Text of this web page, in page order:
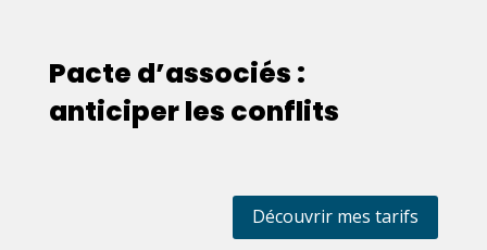
Pacte d’associés :
anticiper les conflits
Découvrir mes tarifs